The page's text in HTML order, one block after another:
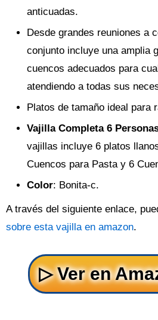
anticuadas.
Desde grandes reuniones a
conjunto incluye una amplia
cuencos adecuados para
atendiendo a todas sus
Platos de tamaño ideal para
Vajilla Completa 6
vajillas incluye 6 platos
Cuencos para Pasta y 6
Color: Bonita-c.
A través del siguiente enlace,
sobre esta vajilla en amazon.